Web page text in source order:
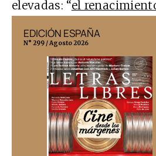
elevadas: “el
EDICIÓN ESPAÑA
N° 299 / Agosto 2026